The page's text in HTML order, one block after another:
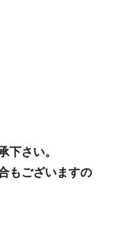
下さい。
もございますの